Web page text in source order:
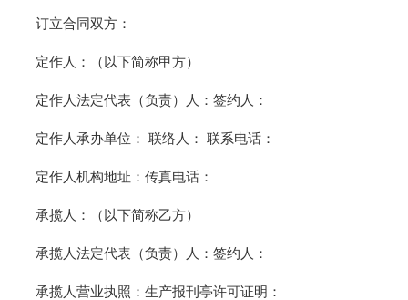
订立合同双方：
定作人：（以下简称甲方）
定作人法定代表（负责）人：签约人：
定作人承办单位： 联络人： 联系电话：
定作人机构地址：传真电话：
承揽人：（以下简称乙方）
承揽人法定代表（负责）人：签约人：
承揽人营业执照：生产报刊亭许可证明：